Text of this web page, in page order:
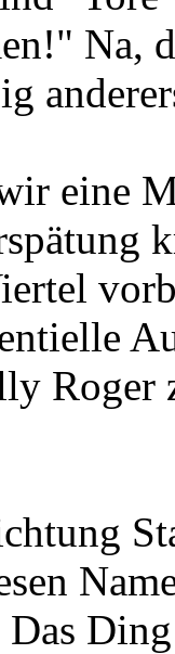
Na,
eine
Roger